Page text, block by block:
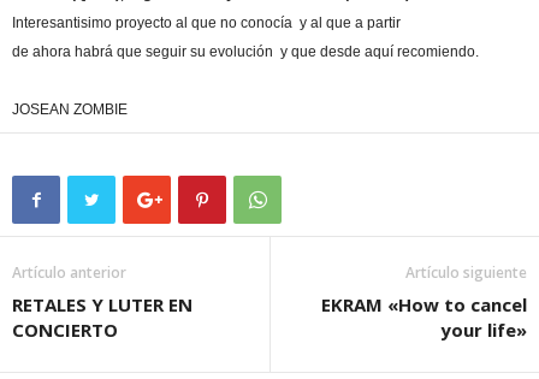
Interesantisimo proyecto al que no conocía y al que a partir
de ahora habrá que seguir su evolución y que desde aquí recomiendo.
JOSEAN ZOMBIE
Artículo anterior
RETALES Y LUTER EN
CONCIERTO
Artículo siguiente
EKRAM «How to cancel
your life»